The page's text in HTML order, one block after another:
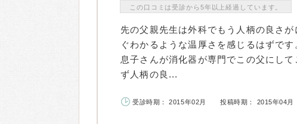
この口コミは受診から5年以上経過しています。
先の父親先生は外科でもう人柄の良さ
ぐわかるような温厚さを感じるはずです
息子さんが消化器が専門でこの父にし
ず人柄の良...
受診時期： 2015年02月 投稿時期： 2015年04月